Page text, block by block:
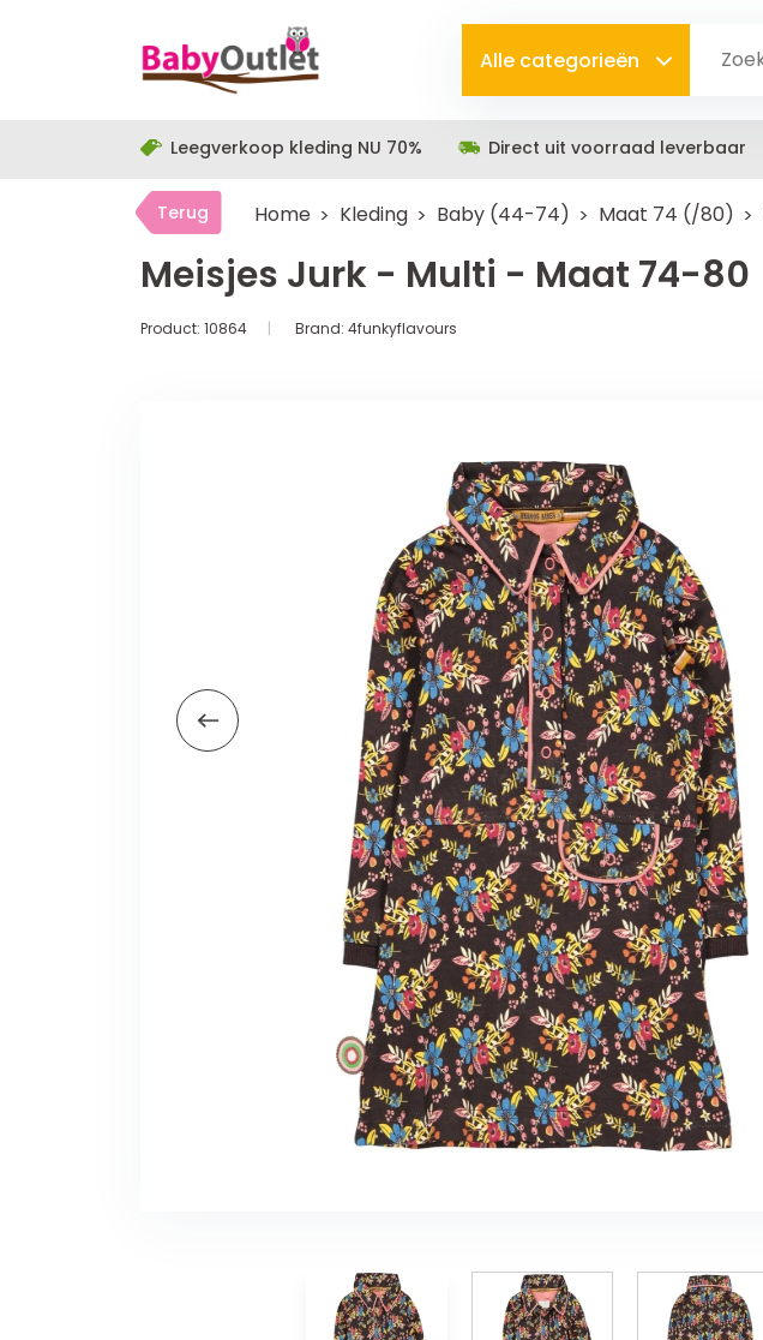
Alle categorieën
Leegverkoop kleding NU 70% Direct uit voorraad leverbaar
Terug Home Kleding Baby (44-74) Maat 74 (/80)
Meisjes Jurk - Multi - Maat 74-80
Product: 10864 Brand: 4funkyflavours